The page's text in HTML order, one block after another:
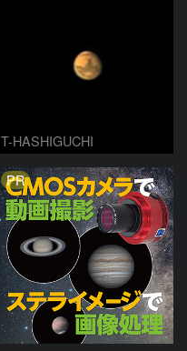
T-HASHIGUCHI
PR